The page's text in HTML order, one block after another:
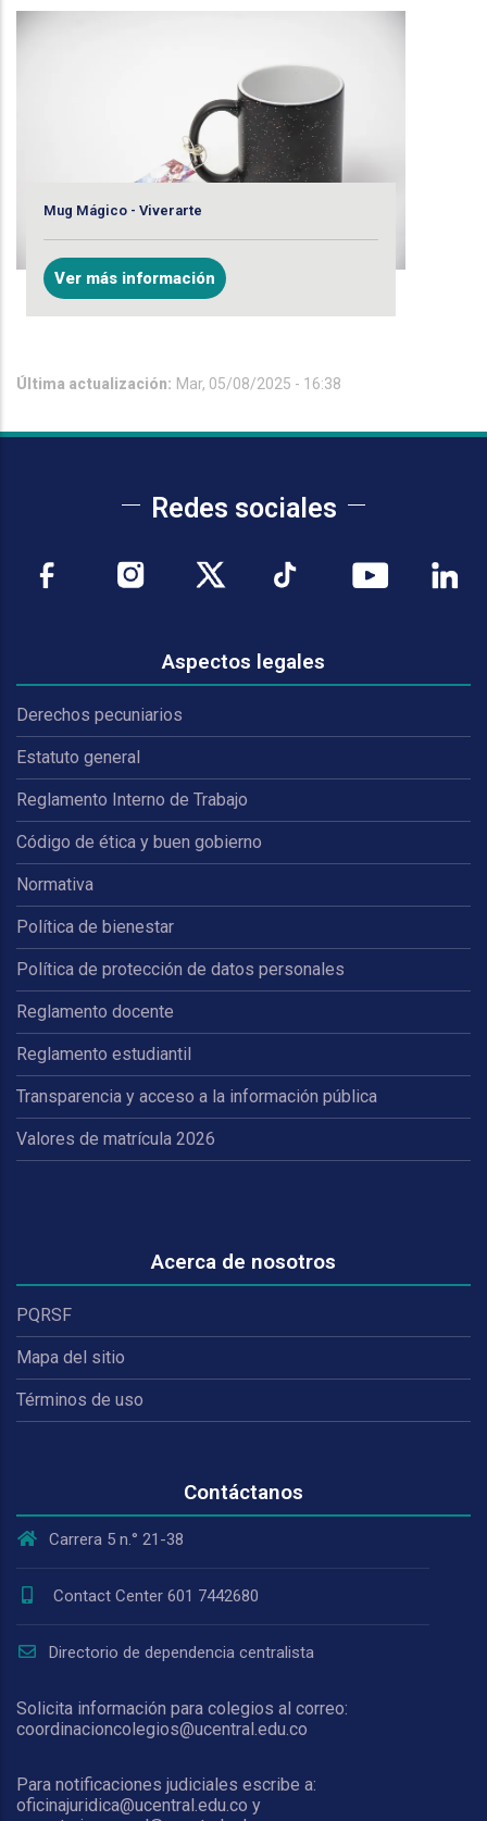
Mug Mágico - Viverarte
Ver más información
Última actualización: Mar, 05/08/2025 - 16:38
Redes sociales
Aspectos legales
Derechos pecuniarios
Estatuto general
Reglamento Interno de Trabajo
Código de ética y buen gobierno
Normativa
Política de bienestar
Política de protección de datos personales
Reglamento docente
Reglamento estudiantil
Transparencia y acceso a la información pública
Valores de matrícula 2026
Acerca de nosotros
PQRSF
Mapa del sitio
Términos de uso
Contáctanos
Carrera 5 n.° 21-38
Contact Center 601 7442680
Directorio de dependencia centralista
Solicita información para colegios al correo:
coordinacioncolegios@ucentral.edu.co
Para notificaciones judiciales escribe a:
oficinajuridica@ucentral.edu.co y